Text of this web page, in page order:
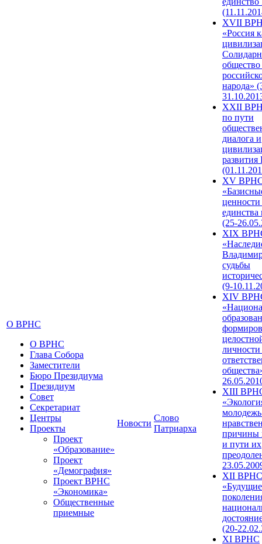
О ВРНС
О ВРНС
Глава Собора
Заместители
Бюро Президиума
Президиум
Совет
Секретариат
Центры
Проекты
Проект
«Образование»
Проект
«Демография»
Проект ВРНС
«Экономика»
Общественные
приемные
Новости
Слово
Патриарха
XVII
«Россия
народа»
XXII
по пути
диалога и
развития
XV
единства
(25-
XIX
судьбы
(9-
XIV
XIII
причины
и пути их
XII ВРНС
«Будущие
(20-
XI ВРНС